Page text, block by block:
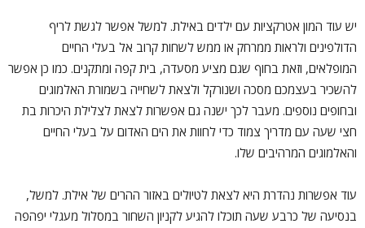
יש עוד המון אטרקציות עם ילדים באילת. למשל אפשר לגשת לריף
הדולפינים ולראות ממרחק או ממש לשחות קרוב אל בעלי החיים
המופלאים, וזאת בחוף שגם מציע מסעדה, בית קפה ומתקנים. כמו כן אפשר
להשכיר בעצמכם מסכה ושנורקל ולצאת לשחייה בשמורת האלמוגים
ובחופים נוספים. מעבר לכך ישנה גם אפשרות לצאת לצלילת היכרות בת
חצי שעה עם מדריך צמוד כדי לחוות את הים האדום על בעלי החיים
והאלמוגים המרהיבים שלו.
עוד אפשרות נהדרת היא לצאת לטיולים באזור ההרים של אילת. למשל,
בנסיעה של כרבע שעה תוכלו להגיע לקניון השחור במסלול מעגלי יפהפה